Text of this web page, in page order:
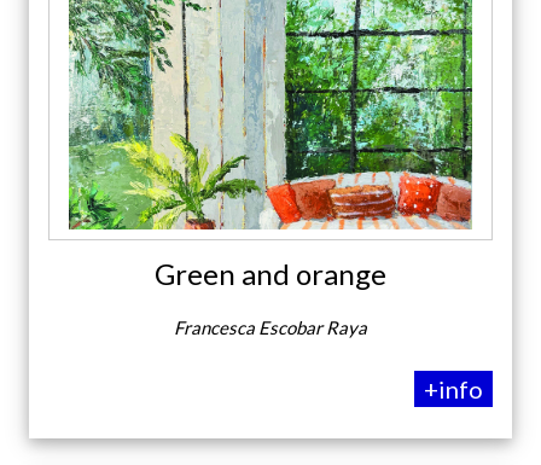
Green and orange
Francesca Escobar Raya
+info